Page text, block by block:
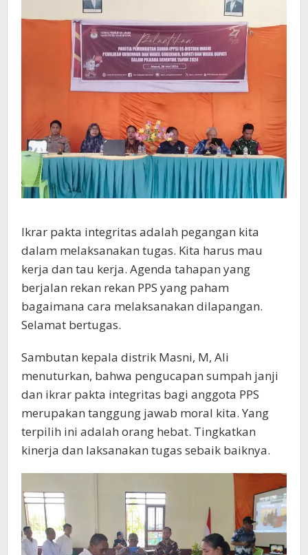
Ikrar pakta integritas adalah pegangan kita
dalam melaksanakan tugas. Kita harus mau
kerja dan tau kerja. Agenda tahapan yang
berjalan rekan rekan PPS yang paham
bagaimana cara melaksanakan dilapangan.
Selamat bertugas.
Sambutan kepala distrik Masni, M, Ali
menuturkan, bahwa pengucapan sumpah janji
dan ikrar pakta integritas bagi anggota PPS
merupakan tanggung jawab moral kita. Yang
terpilih ini adalah orang hebat. Tingkatkan
kinerja dan laksanakan tugas sebaik baiknya.